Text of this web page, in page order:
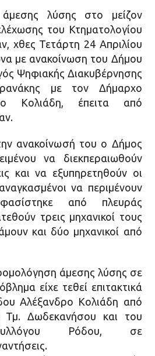
λύσης στο μείζον
του Κτηματολογίου
χθες Τετάρτη 24 Απριλίου
με ανακοίνωση του Δήμου
Ψηφιακής Διακυβέρνησης
με τον Δήμαρχο
Κολιάδη, έπειτα από
ανακοίνωσή του ο Δήμος
να διεκπεραιωθούν
και να εξυπηρετηθούν οι
να περιμένουν
από πλευράς
τρεις μηχανικοί τους
και δύο μηχανικοί από
άμεσης λύσης σε
είχε τεθεί επιτακτικά
Αλέξανδρο Κολιάδη από
Δωδεκανήσου και του
Ρόδου, σε